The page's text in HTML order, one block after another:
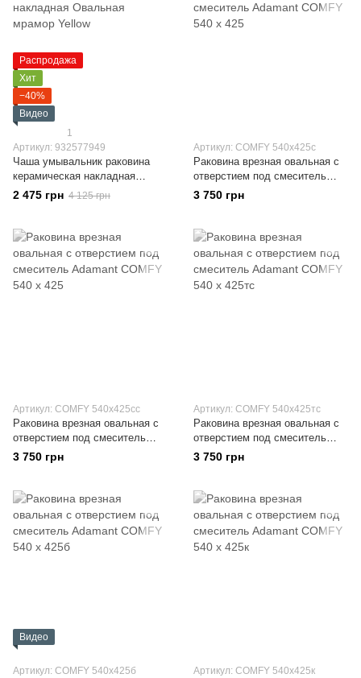
Распродажа
Хит
−40%
Видео
1
Артикул: 932577949
Чаша умывальник раковина
керамическая накладная
Овальная мрамор Yellow
2 475 грн 4 125 грн
Артикул: COMFY 540х425с
Раковина врезная овальная с
отверстием под смеситель
Adamant COMFY 540 x 425
3 750 грн
Артикул: COMFY 540х425сс
Раковина врезная овальная с
отверстием под смеситель
Adamant COMFY 540 х 425
3 750 грн
Артикул: COMFY 540х425тс
Раковина врезная овальная с
отверстием под смеситель
Adamant COMFY 540 х 425тс
3 750 грн
Видео
Артикул: COMFY 540х425б Артикул: COMFY 540х425к